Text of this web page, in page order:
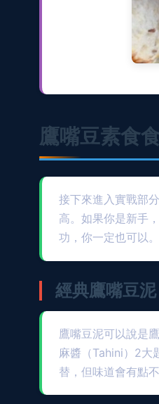
鷹嘴豆素食
接下來進入實戰部
高。如果你是新手
功，你一定也可以。
經典鷹嘴豆
鷹嘴豆泥可以說是
麻醬（Tahini）2大
替，但味道會有點不